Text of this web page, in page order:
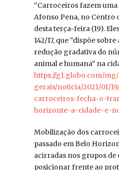
“Carroceiros fazem
Afonso Pena, no Centro
desta terça-feira (19).
142/17, que “dispõe
redução gradativa do
animal e humana” na
https://g1.globo.com/
gerais/noticia/2021/01/
carroceiros-fecha-o-
horizonte-a-cidade-e-
Mobilização dos
passado em Belo
acirradas nos grupos de
posicionar frente ao